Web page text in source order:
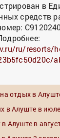
в
средств
ru/resorts/
отдых в
в Алуште в июле
Алуште в